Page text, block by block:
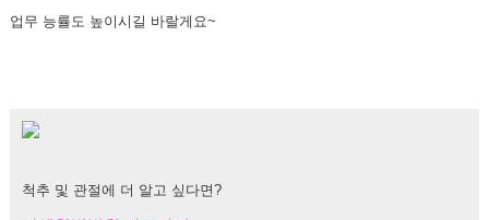
업무 능률도 높이시길 바랄게요~
척추 및 관절에 더 알고 싶다면?